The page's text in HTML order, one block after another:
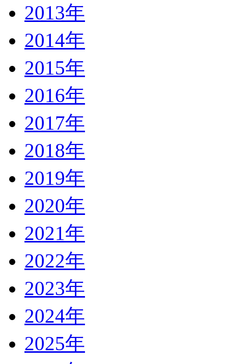
2013年
2014年
2015年
2016年
2017年
2018年
2019年
2020年
2021年
2022年
2023年
2024年
2025年